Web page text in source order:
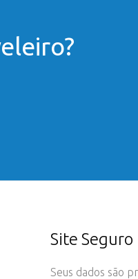
Site Seguro
Seus dados são